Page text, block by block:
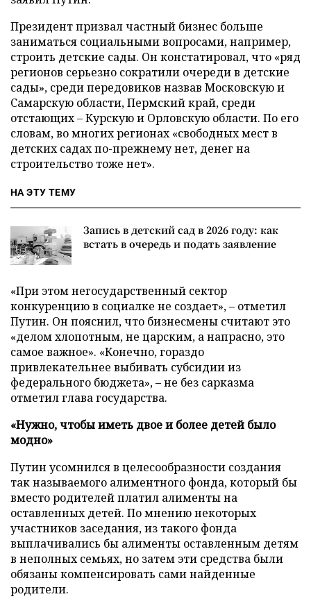
Президент призвал частный бизнес больше
заниматься социальными вопросами, например,
строить детские сады. Он констатировал, что «ряд
регионов серьезно сократили очереди в детские
сады», среди передовиков назвав Московскую и
Самарскую области, Пермский край, среди
отстающих – Курскую и Орловскую области. По его
словам, во многих регионах «свободных мест в
детских садах по-прежнему нет, денег на
строительство тоже нет».
НА ЭТУ ТЕМУ
Запись в детский сад в 2026 году: как
встать в очередь и подать заявление
«При этом негосударственный сектор
конкуренцию в социалке не создает»,– отметил
Путин. Он пояснил, что бизнесмены считают это
«делом хлопотным, не царским, а напрасно, это
самое важное». «Конечно, гораздо
привлекательнее выбивать субсидии из
федерального бюджета»,–не без сарказма
отметил глава государства.
«Нужно, чтобы иметь двое и более детей было
модно»
Путин усомнился в целесообразности создания
так называемого алиментного фонда, который бы
вместо родителей платил алименты на
оставленных детей. По мнению некоторых
участников заседания, из такого фонда
выплачивались бы алименты оставленным детям
в неполных семьях, но затем эти средства были
обязаны компенсировать сами найденные
родители.